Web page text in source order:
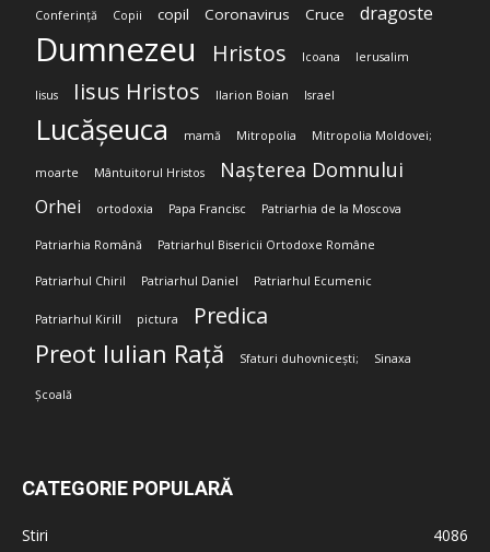
Conferință Copii copil Coronavirus Cruce dragoste
Dumnezeu Hristos Icoana Ierusalim
Iisus Iisus Hristos Ilarion Boian Israel
Lucășeuca mamă Mitropolia Mitropolia Moldovei;
moarte Mântuitorul Hristos Nașterea Domnului
Orhei ortodoxia Papa Francisc Patriarhia de la Moscova
Patriarhia Română Patriarhul Bisericii Ortodoxe Române
Patriarhul Chiril Patriarhul Daniel Patriarhul Ecumenic
Patriarhul Kirill pictura Predica
Preot Iulian Rață Sfaturi duhovnicești; Sinaxa
Școală
CATEGORIE POPULARĂ
Stiri
4086